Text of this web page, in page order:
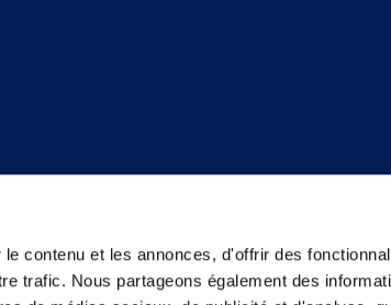
contenu et les annonces, d'offrir des
trafic. Nous partageons également des